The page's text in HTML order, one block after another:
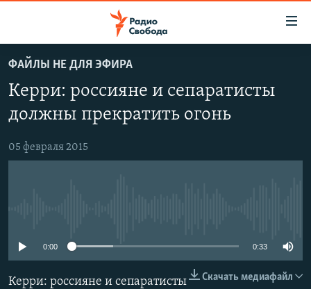
упрощенного
доступа
Вернуться
содержанию
Вернутся
поиску
ПРОГРАММЫ
ПОДКАСТЫ
АВТОРСКИЕ ПРОЕКТЫ
ЦИТАТЫ СВОБОДЫ
КАВКАЗ.РЕАЛИИ
СЕВЕР.РЕАЛИИ
ФАЙЛЫ НЕ ДЛЯ ЭФИРА
Керри: россияне и сепаратисты
должны прекратить огонь
05 февраля 2015
0:00 0:33
Скачать медиафайл
Керри: россияне и сепаратисты